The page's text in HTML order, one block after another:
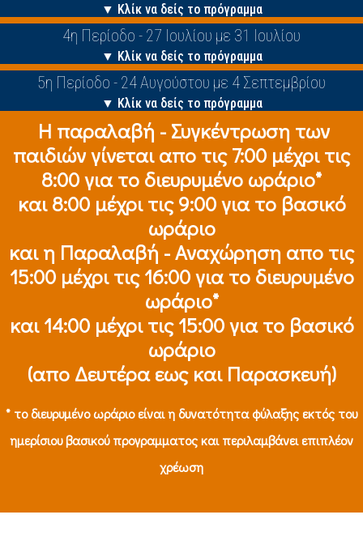
▼ Κλίκ να δείς το πρόγραμμα
4η Περίοδο - 27 Ιουλίου με 31 Ιουλίου
▼ Κλίκ να δείς το πρόγραμμα
5η Περίοδο - 24 Αυγούστου με 4 Σεπτεμβρίου
▼ Κλίκ να δείς το πρόγραμμα
Η παραλαβή - Συγκέντρωση των
παιδιών γίνεται απο τις 7:00 μέχρι τις
8:00 για το διευρυμένο ωράριο*
και 8:00 μέχρι τις 9:00 για το βασικό
ωράριο
και η Παραλαβή - Αναχώρηση απο τις
15:00 μέχρι τις 16:00 για το διευρυμένο
ωράριο*
και 14:00 μέχρι τις 15:00 για το βασικό
ωράριο
(απο Δευτέρα εως και Παρασκευή)
* το διευρυμένο ωράριο είναι η δυνατότητα φύλαξης εκτός του
ημερίσιου βασικού προγραμματος και περιλαμβάνει επιπλέον
χρέωση